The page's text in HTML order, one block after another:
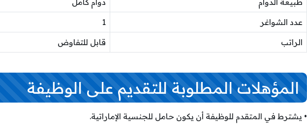
طبيعة الدوام دوام كامل
عدد الشواغر 1
الراتب قابل للتفاوض
المؤهلات المطلوبة للتقديم على الوظيفة
• يشترط في المتقدم للوظيفة أن يكون حامل للجنسية الإماراتية.